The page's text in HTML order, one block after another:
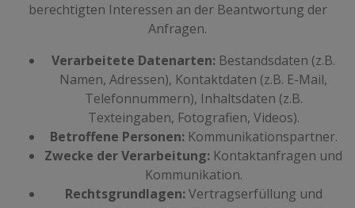
berechtigten Interessen an der Beantwortung der
Anfragen.
Verarbeitete Datenarten: Bestandsdaten (z.B.
Namen, Adressen), Kontaktdaten (z.B. E-Mail,
Telefonnummern), Inhaltsdaten (z.B.
Texteingaben, Fotografien, Videos).
Betroffene Personen:Kommunikationspartner.
Zwecke der Verarbeitung: Kontaktanfragen und
Kommunikation.
Rechtsgrundlagen:Vertragserfüllung und